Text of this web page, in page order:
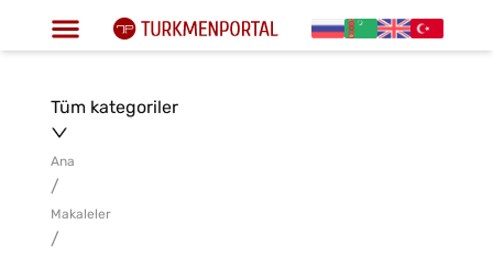
Tüm kategoriler
Ana
/
Makaleler
/